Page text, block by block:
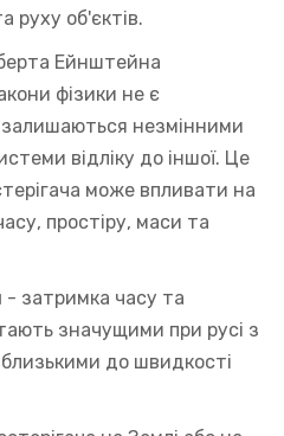
руху об'єктів.
Ейнштейна
фізики не є
незмінними
відліку до іншої. Це
може впливати на
простіру, маси та
- затримка часу та
значущими при русі з
до швидкості